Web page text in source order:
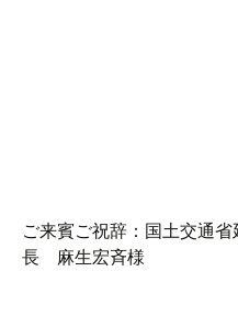
ご来賓ご祝辞：国土交通
長 麻生宏斉様